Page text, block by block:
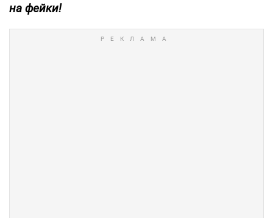
на фейки!